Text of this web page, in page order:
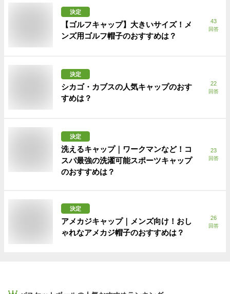
決定
【ゴルフキャップ】大きいサイズ！メ
ンズ用ゴルフ帽子のおすすめは？
43
回答
決定
シカゴ・カブスの人気キャップのおす
すめは？
22
回答
決定
洗えるキャップ｜ワークマンなど！コ
スパ最強の洗濯可能スポーツキャップ
のおすすめは？
23
回答
決定
アメカジキャップ｜メンズ向け！おし
ゃれなアメカジ帽子のおすすめは？
26
回答